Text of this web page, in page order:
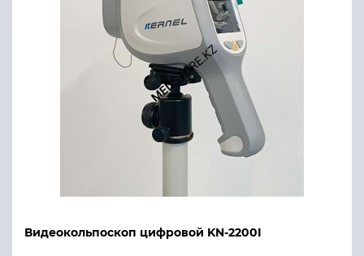
Видеокольпоскоп цифровой KN-2200I